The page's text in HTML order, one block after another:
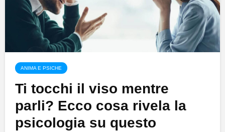
ANIMA E PSICHE
Ti tocchi il viso mentre
parli? Ecco cosa rivela la
psicologia su questo